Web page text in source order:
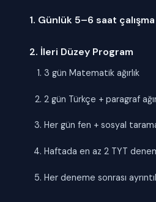
1. Günlük 5–6 saat çalışma
2. İleri Düzey Program
3 gün Matematik ağırlık
2 gün Türkçe + paragraf
Her gün fen + sosyal
Haftada en az 2 TYT
Her deneme sonrası